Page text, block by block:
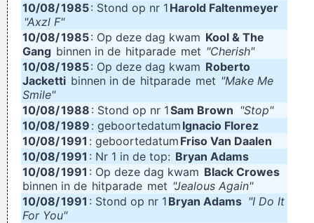
10/08/1985: Stond op nr 1 Harold Faltenmeyer
"Axzl F"
10/08/1985: Op deze dag kwam Kool & The
Gang binnen in de hitparade met "Cherish"
10/08/1985: Op deze dag kwam Roberto
Jacketti binnen in de hitparade met "Make Me
Smile"
10/08/1988 : Stond op nr 1Sam Brown "Stop"
10/08/1989 : geboortedatum Ignacio Florez
10/08/1991 : geboortedatum Friso Van Daalen
10/08/1991 : Nr 1 in de top: Bryan Adams
10/08/1991 : Op deze dag kwam Black Crowes
binnen in de hitparade met "Jealous Again"
10/08/1991 : Stond op nr 1 Bryan Adams "I Do It
For You"